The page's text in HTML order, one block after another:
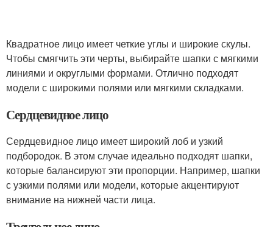
Квадратное лицо имеет четкие углы и широкие скулы.
Чтобы смягчить эти черты, выбирайте шапки с мягкими
линиями и округлыми формами. Отлично подходят
модели с широкими полями или мягкими складками.
Сердцевидное лицо
Сердцевидное лицо имеет широкий лоб и узкий
подбородок. В этом случае идеально подходят шапки,
которые балансируют эти пропорции. Например, шапки
с узкими полями или модели, которые акцентируют
внимание на нижней части лица.